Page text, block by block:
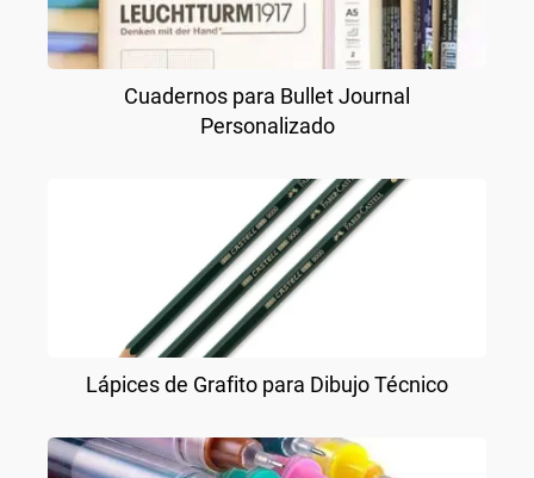
Cuadernos para Bullet Journal
Personalizado
Lápices de Grafito para Dibujo Técnico